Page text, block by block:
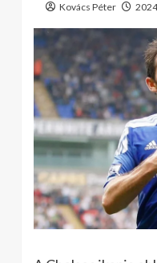
Kovács Péter